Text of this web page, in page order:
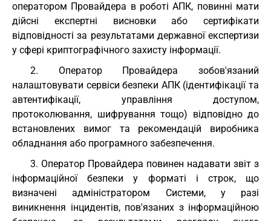
оператором Провайдера в роботі АПК, повинні мати
дійсні експертні висновки або сертифікати
відповідності за результатами державної експертизи
у сфері криптографічного захисту інформації.
2. Оператор Провайдера зобов'язаний
налаштовувати сервіси безпеки АПК (ідентифікації та
автентифікації, управління доступом,
протоколювання, шифрування тощо) відповідно до
встановлених вимог та рекомендацій виробника
обладнання або програмного забезпечення.
3. Оператор Провайдера повинен надавати звіт з
інформаційної безпеки у форматі і строк, що
визначені адміністратором Системи, у разі
виникнення інцидентів, пов'язаних з інформаційною